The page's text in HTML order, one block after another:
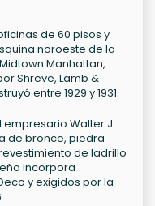
de 60 pisos y
noroeste de la
Manhattan,
Shreve, Lamb &
entre 1929 y 1931.
Walter J.
de bronce, piedra
de ladrillo
incorpora
y exigidos por la